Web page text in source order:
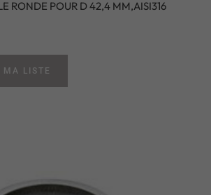
RONDE POUR D 42,4 MM,AISI316
MA LISTE